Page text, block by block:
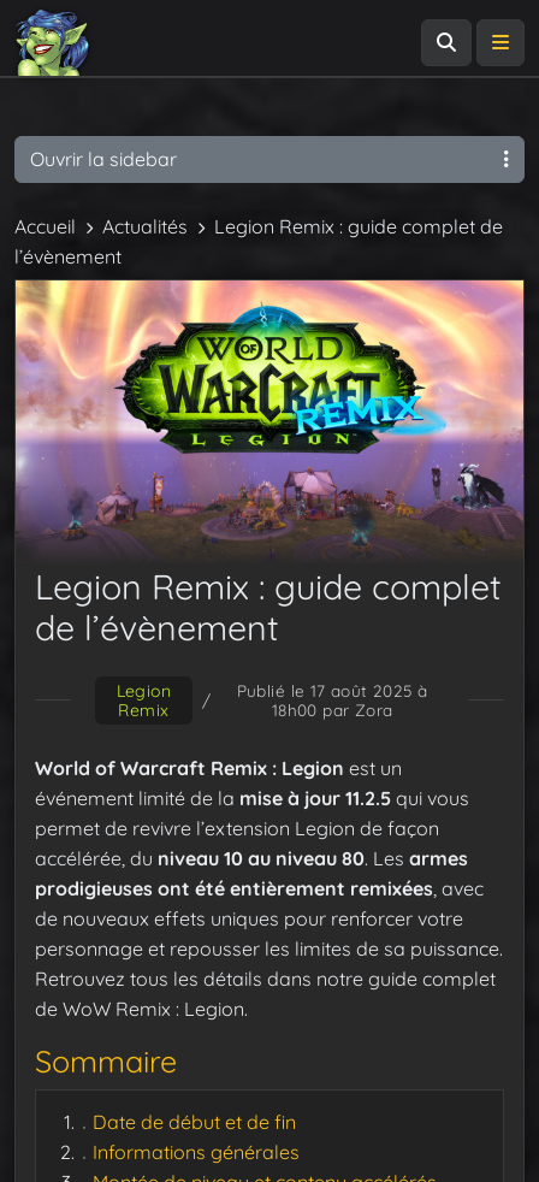
Accueil Actualités
Legion Remix : guide complet de
l’évènement
Legion Remix : guide complet
de l’évènement
Legion
Remix
/
Publié le 17 août 2025 à
18h00 par Zora
World of Warcraft Remix : Legion est un
événement limité de la mise à jour 11.2.5 qui vous
permet de revivre l’extension Legion de façon
accélérée, du niveau 10 au niveau 80. Les armes
prodigieuses ont été entièrement remixées , avec
de nouveaux effets uniques pour renforcer votre
personnage et repousser les limites de sa puissance.
Retrouvez tous les détails dans notre guide complet
de WoW Remix : Legion.
Sommaire
Date de début et de fin
Informations générales
Ouvrir la sidebar